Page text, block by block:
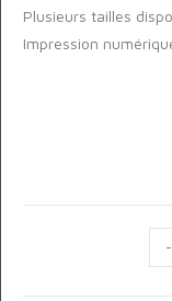
Plusieurs tailles
Impression
-